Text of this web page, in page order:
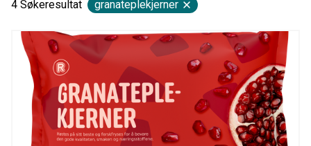
4 Søkeresultat granateplekjerner